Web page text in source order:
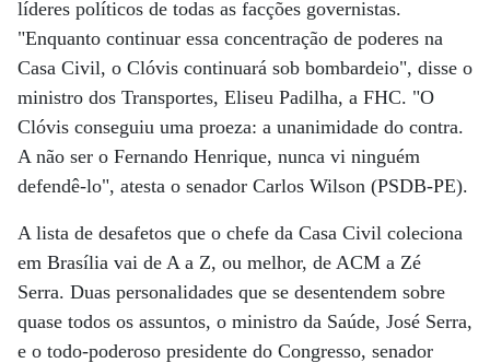
líderes políticos de todas as facções governistas.
"Enquanto continuar essa concentração de poderes na
Casa Civil, o Clóvis continuará sob bombardeio", disse o
ministro dos Transportes, Eliseu Padilha, a FHC. "O
Clóvis conseguiu uma proeza: a unanimidade do contra.
A não ser o Fernando Henrique, nunca vi ninguém
defendê-lo", atesta o senador Carlos Wilson (PSDB-PE).
A lista de desafetos que o chefe da Casa Civil coleciona
em Brasília vai de A a Z, ou melhor, de ACM a Zé
Serra. Duas personalidades que se desentendem sobre
quase todos os assuntos, o ministro da Saúde, José Serra,
e o todo-poderoso presidente do Congresso, senador